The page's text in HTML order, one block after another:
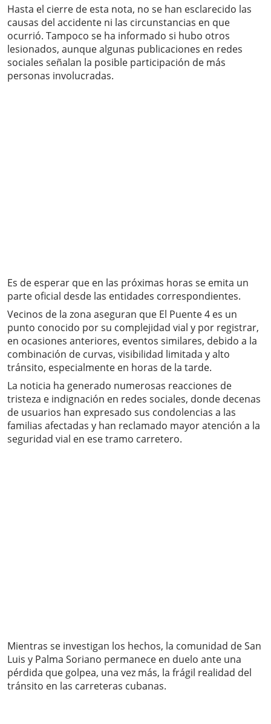
Hasta el cierre de esta nota, no se han esclarecido las
causas del accidente ni las circunstancias en que
ocurrió. Tampoco se ha informado si hubo otros
lesionados, aunque algunas publicaciones en redes
sociales señalan la posible participación de más
personas involucradas.
Es de esperar que en las próximas horas se emita un
parte oficial desde las entidades correspondientes.
Vecinos de la zona aseguran que El Puente 4 es un
punto conocido por su complejidad vial y por registrar,
en ocasiones anteriores, eventos similares, debido a la
combinación de curvas, visibilidad limitada y alto
tránsito, especialmente en horas de la tarde.
La noticia ha generado numerosas reacciones de
tristeza e indignación en redes sociales, donde decenas
de usuarios han expresado sus condolencias a las
familias afectadas y han reclamado mayor atención a la
seguridad vial en ese tramo carretero.
Mientras se investigan los hechos, la comunidad de San
Luis y Palma Soriano permanece en duelo ante una
pérdida que golpea, una vez más, la frágil realidad del
tránsito en las carreteras cubanas.